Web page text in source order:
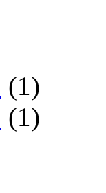
(1)
(1)